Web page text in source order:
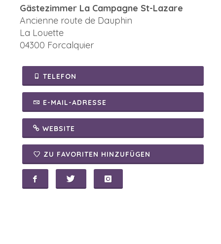
Gästezimmer La Campagne St-Lazare
Ancienne route de Dauphin
La Louette
04300 Forcalquier
TELEFON
E-MAIL-ADRESSE
WEBSITE
ZU FAVORITEN HINZUFÜGEN